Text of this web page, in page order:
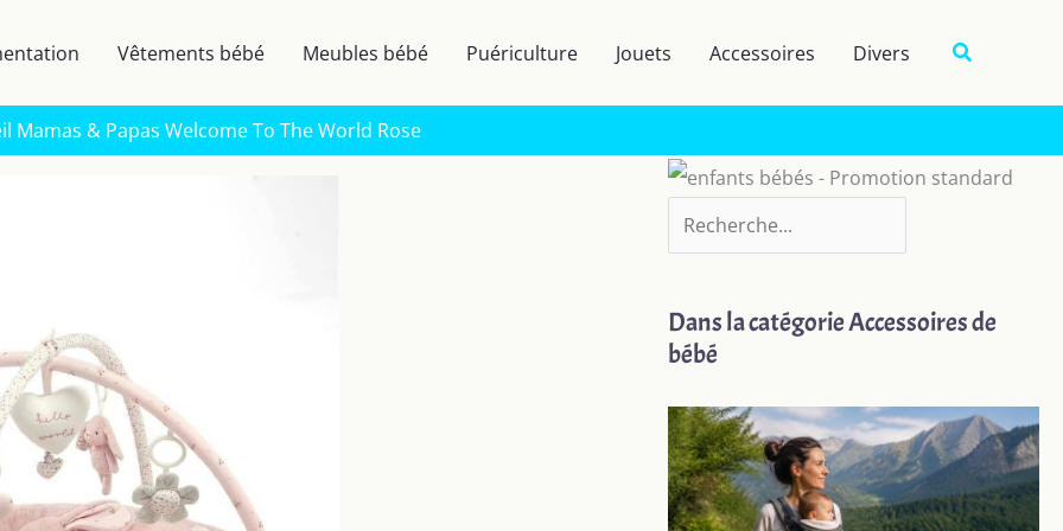
Vêtements bébé Meubles bébé Puériculture Jouets Accessoires Divers Rechercher
Mamas & Papas Welcome To The World Rose
e
e
e
r
Dans la catégorie Accessoires de
bébé